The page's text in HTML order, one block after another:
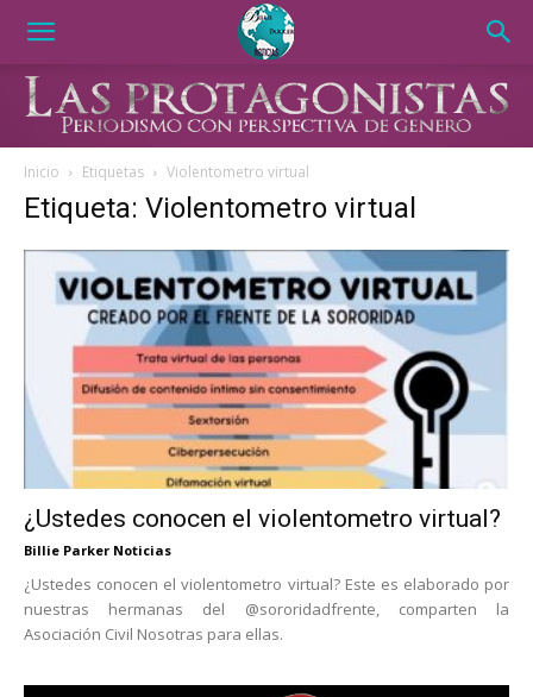
Inicio Etiquetas Violentometro virtual
Etiqueta: Violentometro virtual
¿Ustedes conocen el violentometro virtual?
Billie Parker Noticias
¿Ustedes conocen el violentometro virtual? Este es elaborado por
nuestras hermanas del @sororidadfrente, comparten la
Asociación Civil Nosotras para ellas.